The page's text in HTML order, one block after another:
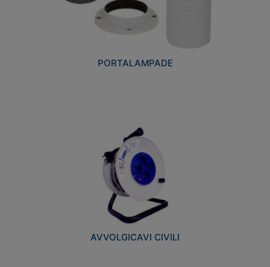
PORTALAMPADE
AVVOLGICAVI CIVILI